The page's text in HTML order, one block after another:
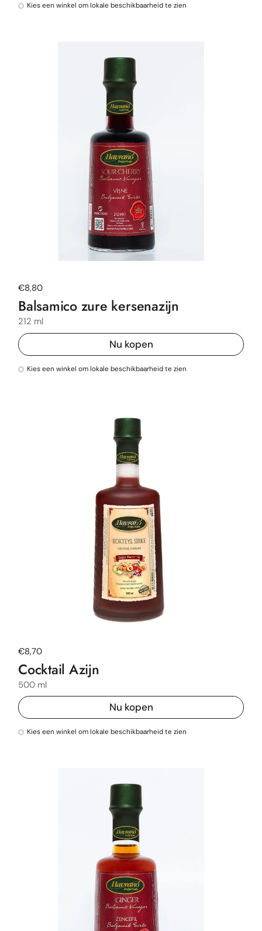
Kies een winkel om lokale beschikbaarheid te zien
Normale prijs
€8,80
Balsamico zure kersenazijn
212 ml
Nu kopen
Kies een winkel om lokale beschikbaarheid te zien
Normale prijs
€8,70
Cocktail Azijn
500 ml
Nu kopen
Kies een winkel om lokale beschikbaarheid te zien